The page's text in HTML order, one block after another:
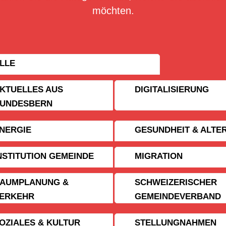
möchten.
AUS
DIGITALISIERUNG
GESUNDHEIT &
GEMEINDE MIGRATION
&
SCHWEIZERISCHER
GEMEINDE­VERBAND
& KULTUR STELLUNGNAHMEN